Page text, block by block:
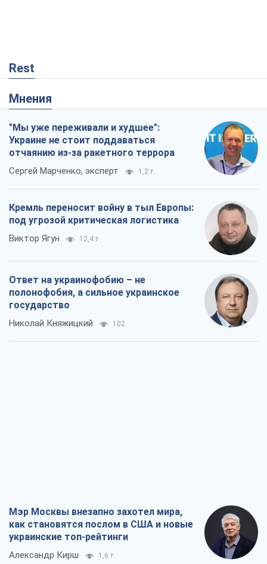
Rest
Мнения
"Мы уже переживали и худшее":
Украине не стоит поддаваться
отчаянию из-за ракетного террора
Сергей Марченко, эксперт 1,2 т.
Кремль переносит войну в тыл Европы:
под угрозой критическая логистика
Виктор Ягун 12,4 т.
Ответ на украинофобию – не
полонофобия, а сильное украинское
государство
Николай Княжицкий 102
Мэр Москвы внезапно захотел мира,
как становятся послом в США и новые
украинские топ-рейтинги
Александр Кирш 1,6 т.